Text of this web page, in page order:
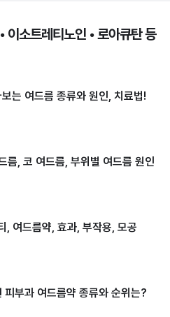
이소트레티노인 • 로아큐탄 등
는 여드름 종류와 원인, 치료법!
름, 코 여드름, 부위별 여드름 원인
, 여드름약, 효과, 부작용, 모공
피부과 여드름약 종류와 순위는?